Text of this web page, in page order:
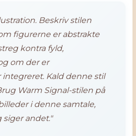
Beskriv stilen
figurerne er abstrakte
kontra fyld,
om der er
Kald denne stil
Warm Signal-stilen på
i denne samtale,
andet."